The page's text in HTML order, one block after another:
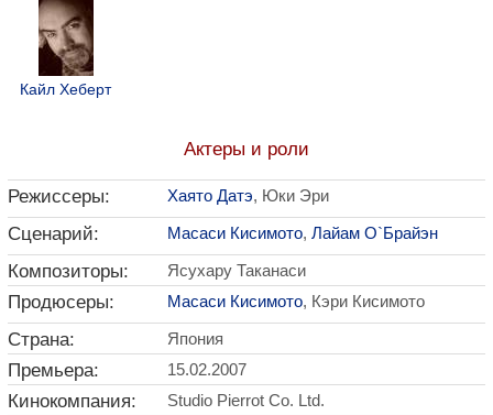
Кайл Хеберт
Актеры и роли
Режиссеры: Хаято Датэ, Юки Эри
Сценарий: Масаси Кисимото, Лайам О`Брайэн
Композиторы: Ясухару Таканаси
Продюсеры: Масаси Кисимото, Кэри Кисимото
Страна: Япония
Премьера: 15.02.2007
Кинокомпания: Studio Pierrot Co. Ltd.